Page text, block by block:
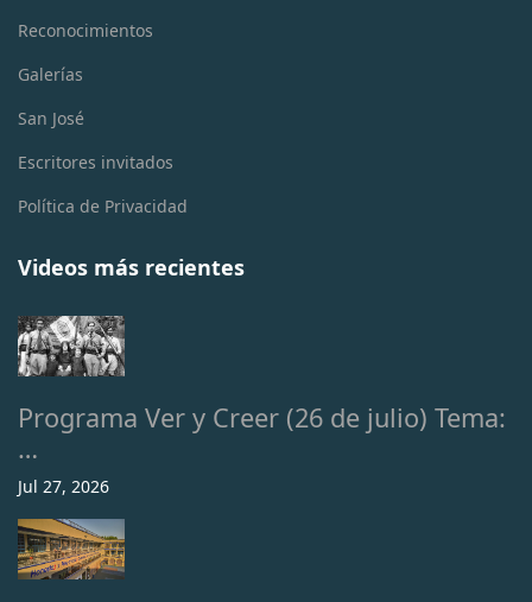
Reconocimientos
Galerías
San José
Escritores invitados
Política de Privacidad
Videos más recientes
Programa Ver y Creer (26 de julio) Tema:
…
Jul 27, 2026